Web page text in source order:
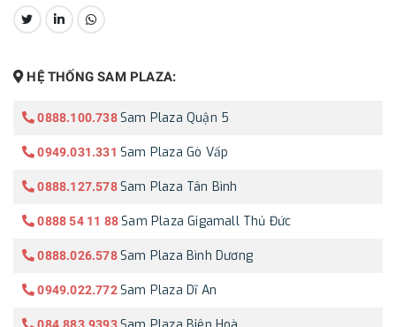
CHIA SẺ:
HỆ THỐNG SAM PLAZA:
0888.100.738 Sam Plaza Quận 5
0949.031.331 Sam Plaza Gò Vấp
0888.127.578 Sam Plaza Tân Bình
0888 54 11 88 Sam Plaza Gigamall Thủ Đức
0888.026.578 Sam Plaza Bình Dương
0949.022.772 Sam Plaza Dĩ An